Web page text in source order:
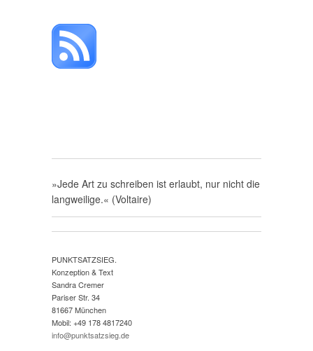
»Jede Art zu schreiben ist erlaubt, nur nicht die
langweilige.« (Voltaire)
PUNKTSATZSIEG.
Konzeption & Text
Sandra Cremer
Pariser Str. 34
81667 München
Mobil: +49 178 4817240
info@punktsatzsieg.de